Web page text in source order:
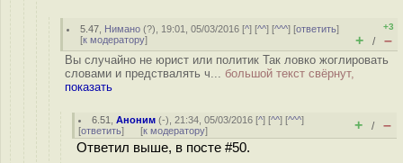
5.47 Нимано (?), 19:01, 05/03/2016 [^] [^^] [^^^] [ответить]
[к модератору]
+3
+ / –
Вы случайно не юрист или политик Так ловко жоглировать
словами и предствалять ч... большой текст свёрнут,
показать
6.51 ,Аноним (-), 21:34, 05/03/2016 [^] [^^] [^^^]
[ответить] [к модератору] + / –
Ответил выше, в посте #50.